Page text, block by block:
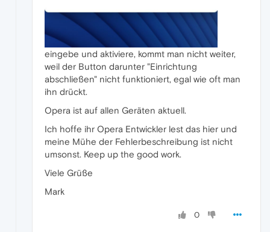
eingebe und aktiviere, kommt man nicht weiter,
weil der Button darunter "Einrichtung
abschließen" nicht funktioniert, egal wie oft man
ihn drückt.
Opera ist auf allen Geräten aktuell.
Ich hoffe ihr Opera Entwickler lest das hier und
meine Mühe der Fehlerbeschreibung ist nicht
umsonst. Keep up the good work.
Viele Grüße
Mark
0